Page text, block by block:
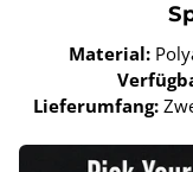
Material:
Lieferumfang: